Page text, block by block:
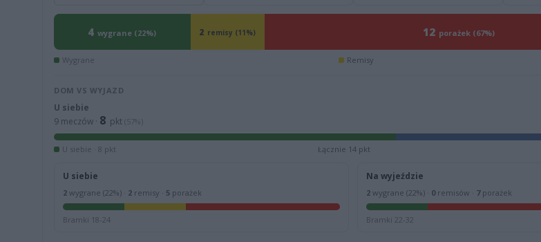
4 wygrane (22%) 2 remisy (11%) 12 porażek (67%)
Wygrane Remisy
DOM VS WYJAZD
U siebie
9 meczów · 8 pkt (57%)
U siebie · 8 pkt Łącznie 14 pkt
U siebie
2 wygrane (22%) · 2 remisy · 5 porażek
Bramki 18-24
Na wyjeździe
2 wygrane (22%) · 0remisów · 7porażek
Bramki 22-32